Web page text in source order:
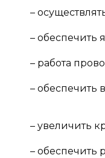
–
– обеспечить
– работа
– обеспечить
– увеличить
– обеспечить